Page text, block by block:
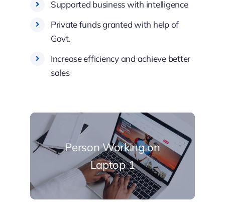
Supported business with intelligence
Private funds granted with help of
Govt.
Increase efficiency and achieve better
sales
Person Working on
Laptop 1